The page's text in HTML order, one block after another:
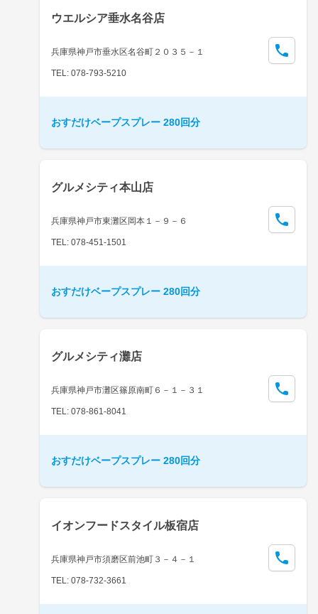
ウエルシア垂水名谷店
兵庫県神戸市垂水区名谷町２０３５－１
TEL: 078-793-5210
おすだけベープスプレー 280回分
グルメシティ本山店
兵庫県神戸市東灘区岡本１－９－６
TEL: 078-451-1501
おすだけベープスプレー 280回分
グルメシティ灘店
兵庫県神戸市灘区篠原南町６－１－３１
TEL: 078-861-8041
おすだけベープスプレー 280回分
イオンフードスタイル板宿店
兵庫県神戸市須磨区前池町３－４－１
TEL: 078-732-3661